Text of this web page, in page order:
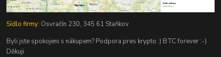
Sídlo firmy: Osvračín 230, 345 61 Staňkov
Byli jste spokojeni s nákupem? Podpora pres krypto :) BTC forever :-)
Děkuji